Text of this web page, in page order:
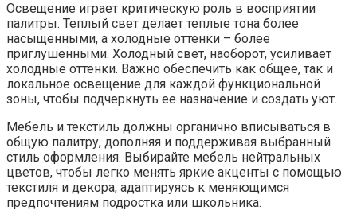
Освещение играет критическую роль в восприятии
палитры. Теплый свет делает теплые тона более
насыщенными, а холодные оттенки – более
приглушенными. Холодный свет, наоборот, усиливает
холодные оттенки. Важно обеспечить как общее, так и
локальное освещение для каждой функциональной
зоны, чтобы подчеркнуть ее назначение и создать уют.
Мебель и текстиль должны органично вписываться в
общую палитру, дополняя и поддерживая выбранный
стиль оформления. Выбирайте мебель нейтральных
цветов, чтобы легко менять яркие акценты с помощью
текстиля и декора, адаптируясь к меняющимся
предпочтениям подростка или школьника.